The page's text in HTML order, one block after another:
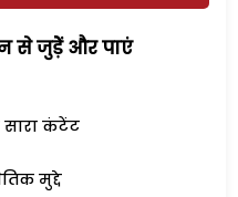
से जुड़ेें और पाएं
कंटेंट
मुद्दे